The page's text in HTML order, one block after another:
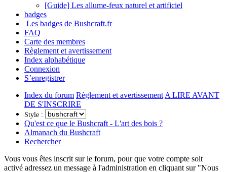
[Guide] Les allume-feux naturel et artificiel
badges
Les badges de Bushcraft.fr
FAQ
Carte des membres
Règlement et avertissement
Index alphabétique
Connexion
S’enregistrer
Index du forum Règlement et avertissement A LIRE AVANT
DE S'INSCRIRE
Style :
Qu'est ce que le Bushcraft - L'art des bois ?
Almanach du Bushcraft
Rechercher
Vous vous êtes inscrit sur le forum, pour que votre compte soit
activé adressez un message à l'administration en cliquant sur "Nous